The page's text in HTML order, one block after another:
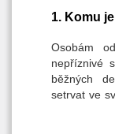
1. Komu
Osobám
nepříznivé
běžných
setrvat ve
podpory
okolí a